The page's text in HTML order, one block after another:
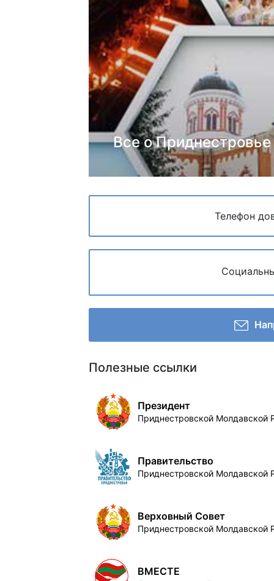
Все о Приднестровье
Телефон
Полезные ссылки
Президент
Приднестровской Молдавской
Правительство
Приднестровской Молдавской
Верховный Совет
Приднестровской Молдавской
ВМЕСТЕ